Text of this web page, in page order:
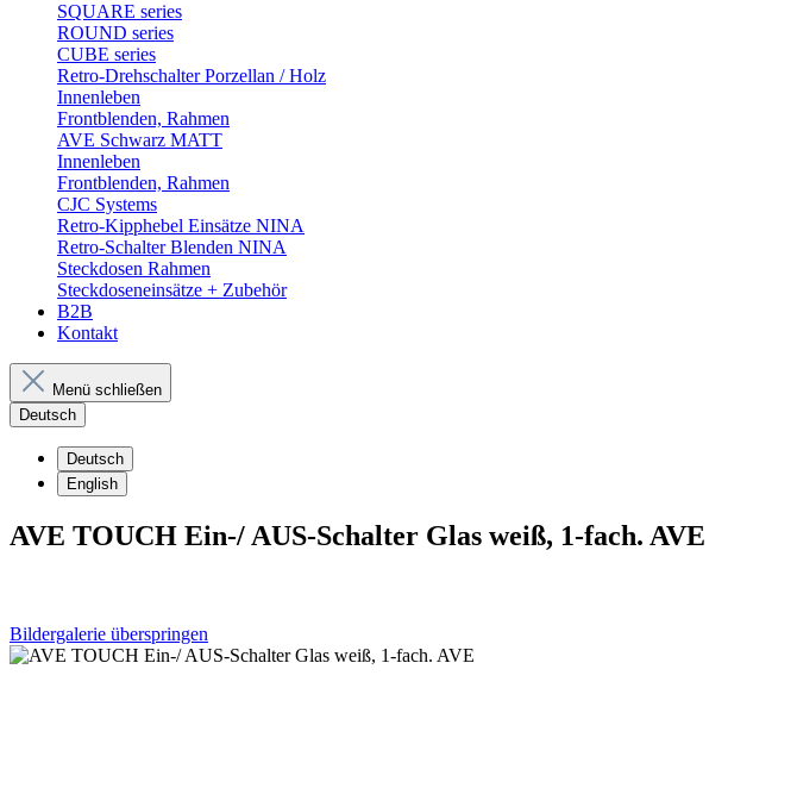
SQUARE series
ROUND series
CUBE series
Retro-Drehschalter Porzellan / Holz
Innenleben
Frontblenden, Rahmen
AVE Schwarz MATT
Innenleben
Frontblenden, Rahmen
CJC Systems
Retro-Kipphebel Einsätze NINA
Retro-Schalter Blenden NINA
Steckdosen Rahmen
Steckdoseneinsätze + Zubehör
B2B
Kontakt
Menü schließen
Deutsch
Deutsch
English
AVE TOUCH Ein-/ AUS-Schalter Glas weiß, 1-fach. AVE
Bildergalerie überspringen